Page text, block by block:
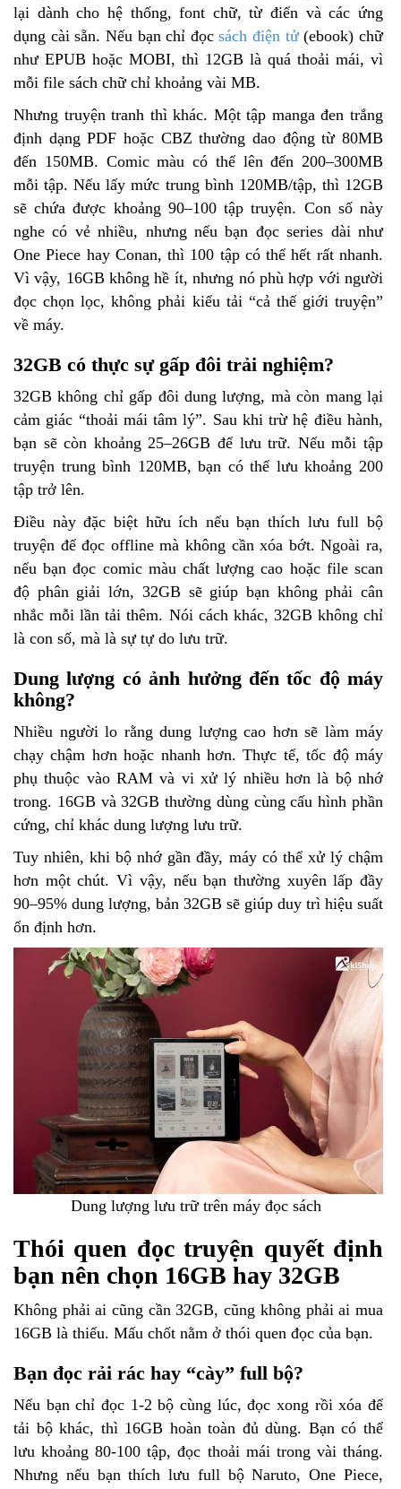
lại dành cho hệ thống, font chữ, từ điển và các ứng
dụng cài sẵn. Nếu bạn chỉ đọcsách điện tử(ebook) chữ
như EPUB hoặc MOBI, thì 12GB là quá thoải mái, vì
mỗi file sách chữ chỉ khoảng vài MB.
Nhưng truyện tranh thì khác. Một tập manga đen trắng
định dạng PDF hoặc CBZ thường dao động từ 80MB
đến 150MB. Comic màu có thể lên đến 200–300MB
mỗi tập. Nếu lấy mức trung bình 120MB/tập, thì 12GB
sẽ chứa được khoảng 90–100 tập truyện. Con số này
nghe có vẻ nhiều, nhưng nếu bạn đọc series dài như
One Piece hay Conan, thì 100 tập có thể hết rất nhanh.
Vì vậy, 16GB không hề ít, nhưng nó phù hợp với người
đọc chọn lọc, không phải kiểu tải “cả thế giới truyện”
về máy.
32GB có thực sự gấp đôi trải nghiệm?
32GB không chỉ gấp đôi dung lượng, mà còn mang lại
cảm giác “thoải mái tâm lý”. Sau khi trừ hệ điều hành,
bạn sẽ còn khoảng 25–26GB để lưu trữ. Nếu mỗi tập
truyện trung bình 120MB, bạn có thể lưu khoảng 200
tập trở lên.
Điều này đặc biệt hữu ích nếu bạn thích lưu full bộ
truyện để đọc offline mà không cần xóa bớt. Ngoài ra,
nếu bạn đọc comic màu chất lượng cao hoặc file scan
độ phân giải lớn, 32GB sẽ giúp bạn không phải cân
nhắc mỗi lần tải thêm. Nói cách khác, 32GB không chỉ
là con số, mà là sự tự do lưu trữ.
Dung lượng có ảnh hưởng đến tốc độ máy
không?
Nhiều người lo rằng dung lượng cao hơn sẽ làm máy
chạy chậm hơn hoặc nhanh hơn. Thực tế, tốc độ máy
phụ thuộc vào RAM và vi xử lý nhiều hơn là bộ nhớ
trong. 16GB và 32GB thường dùng cùng cấu hình phần
cứng, chỉ khác dung lượng lưu trữ.
Tuy nhiên, khi bộ nhớ gần đầy, máy có thể xử lý chậm
hơn một chút. Vì vậy, nếu bạn thường xuyên lấp đầy
90–95% dung lượng, bản 32GB sẽ giúp duy trì hiệu suất
ổn định hơn.
Dung lượng lưu trữ trên máy đọc sách
Thói quen đọc truyện quyết định
bạn nên chọn 16GB hay 32GB
Không phải ai cũng cần 32GB, cũng không phải ai mua
16GB là thiếu. Mấu chốt nằm ở thói quen đọc của bạn.
Bạn đọc rải rác hay “cày” full bộ?
Nếu bạn chỉ đọc 1-2 bộ cùng lúc, đọc xong rồi xóa để
tải bộ khác, thì 16GB hoàn toàn đủ dùng. Bạn có thể
lưu khoảng 80-100 tập, đọc thoải mái trong vài tháng.
Nhưng nếu bạn thích lưu full bộ Naruto, One Piece,